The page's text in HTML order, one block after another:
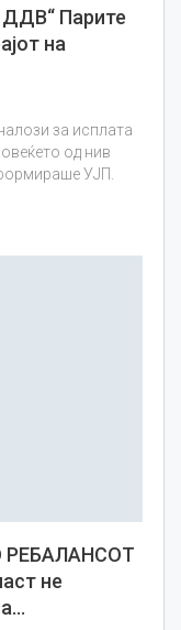
Парите
на
за исплата
од нив
УЈП.
РЕБАЛАНСОТ
не